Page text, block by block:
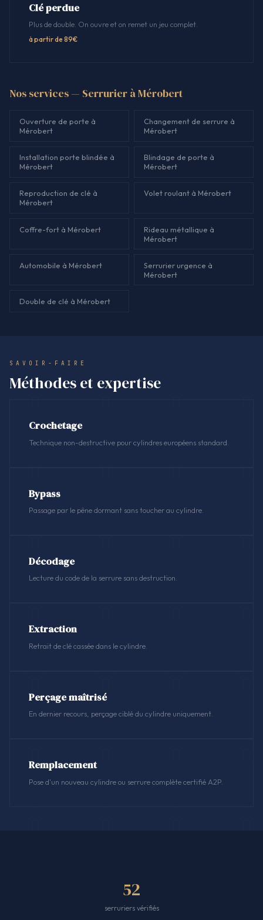
Clé perdue
Plus de double. On ouvre et on remet un jeu complet.
à partir de 89€
Nos services — Serrurier à Mérobert
Ouverture de porte à
Mérobert
Changement de serrure à
Mérobert
Installation porte blindée à
Mérobert
Blindage de porte à
Mérobert
Reproduction de clé à
Mérobert
Volet roulant à Mérobert
Coffre-fort à Mérobert
Rideau métallique à
Mérobert
Automobile à Mérobert
Serrurier urgence à
Mérobert
Double de clé à Mérobert
SAVOIR-FAIRE
Méthodes et expertise
Crochetage
Technique non-destructive pour cylindres européens standard.
Bypass
Passage par le pêne dormant sans toucher au cylindre.
Décodage
Lecture du code de la serrure sans destruction.
Extraction
Retrait de clé cassée dans le cylindre.
Perçage maîtrisé
En dernier recours, perçage ciblé du cylindre uniquement.
Remplacement
Pose d'un nouveau cylindre ou serrure complète certifié A2P.
52
serruriers vérifiés